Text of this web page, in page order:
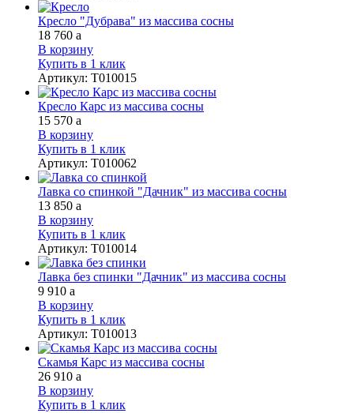
Кресло "Дубрава" из массива сосны
18 760 a
В корзину
Купить в 1 клик
Артикул: Т010015
Кресло Карс из массива сосны
15 570 a
В корзину
Купить в 1 клик
Артикул: Т010062
Лавка со спинкой "Дачник" из массива сосны
13 850 a
В корзину
Купить в 1 клик
Артикул: Т010014
Лавка без спинки "Дачник" из массива сосны
9 910 a
В корзину
Купить в 1 клик
Артикул: Т010013
Скамья Карс из массива сосны
26 910 a
В корзину
Купить в 1 клик